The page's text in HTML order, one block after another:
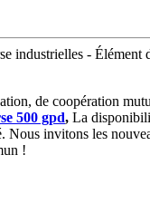
industrielles -
de coopération
500 gpd, La
invitons les
!